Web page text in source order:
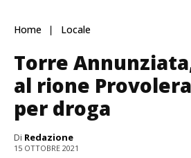
Home Locale
Torre
al rione
per droga
Di Redazione
15 OTTOBRE 2021